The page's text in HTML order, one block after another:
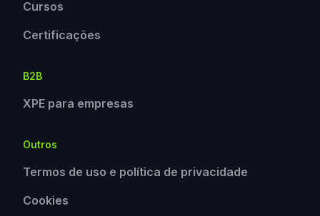
Cursos
Certificações
B2B
XPE para empresas
Outros
Termos de uso e política de privacidade
Cookies